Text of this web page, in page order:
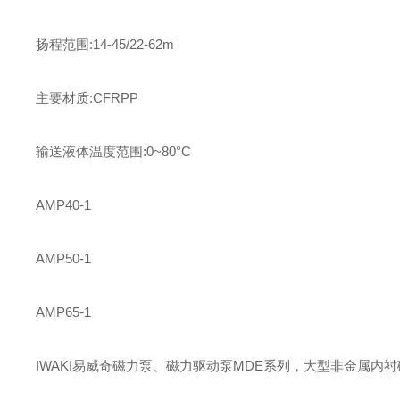
扬程范围:14-45/22-62m
主要材质:CFRPP
输送液体温度范围:0~80°C
AMP40-1
AMP50-1
AMP65-1
IWAKI易威奇磁力泵、磁力驱动泵MDE系列，大型非金属内